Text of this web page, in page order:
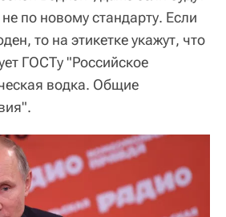
по новому стандарту. Если
то на этикетке укажут, что
ГОСТу "Российское
водка. Общие